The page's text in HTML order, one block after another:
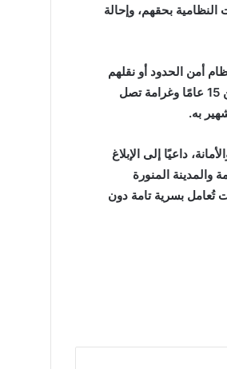
النظامية بحقهم، وإحالة
أمن الحدود أو نقلهم
أو إيواءهم أو تقديم أي مساعدة لهم، يعرض نفسه لعقوبات مشددة تصل إلى السجن 15 عامًا وغرامة تصل
به.
داعيًا إلى الإبلاغ
911 في مدن مكة المكرمة والمدينة المنورة
البلاغات تُعامل بسرية تامة دون